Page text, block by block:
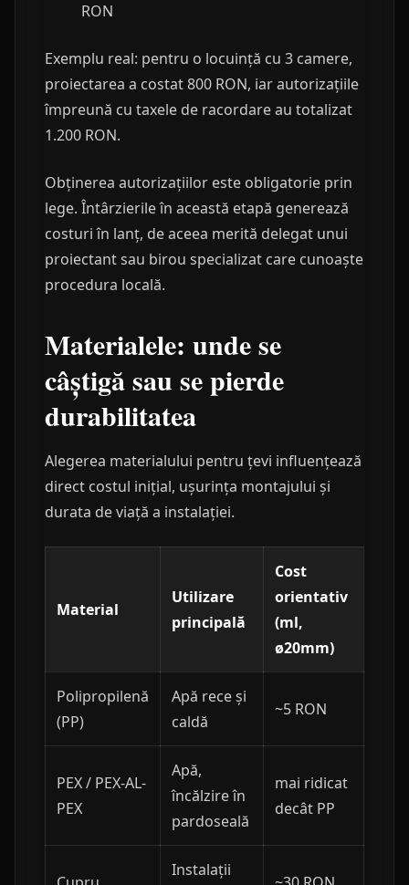
RON
Exemplu real: pentru o locuință cu 3 camere,
proiectarea a costat 800 RON, iar autorizațiile
împreună cu taxele de racordare au totalizat
1.200 RON.
Obținerea autorizațiilor este obligatorie prin
lege. Întârzierile în această etapă generează
costuri în lanț, de aceea merită delegat unui
proiectant sau birou specializat care cunoaște
procedura locală.
Materialele: unde se
câștigă sau se pierde
durabilitatea
Alegerea materialului pentru țevi influențează
direct costul inițial, ușurința montajului și
durata de viață a instalației.
Material
Utilizare
principală
Cost
orientativ
(ml,
ø20mm)
Polipropilenă
(PP)
Apă rece și
caldă
~5 RON
PEX / PEX-AL-
PEX
Apă,
încălzire în
pardoseală
mai ridicat
decât PP
Instalații